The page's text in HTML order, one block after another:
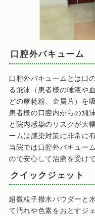
口腔外バキューム
口腔外バキュームとは口
る飛沫（患者様の唾液や
どの摩耗粉、金属片）を
患者様の口腔内からの飛
と院内感染のリスクが大
ームは感染対策に非常に
当院では口腔外バキュー
ので安心して治療を受け
クイックジェット
超微粒子撥水パウダーと
て汚れや色素をおとすジ